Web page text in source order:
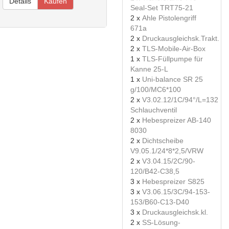
Seal-Set TRT75-21
2 x Ahle Pistolengriff
671a
2 x Druckausgleichsk.Trakt.
2 x TLS-Mobile-Air-Box
1 x TLS-Füllpumpe für
Kanne 25-L
1 x Uni-balance SR 25
g/100/MC6*100
2 x V3.02.12/1C/94°/L=132
Schlauchventil
2 x Hebespreizer AB-140
8030
2 x Dichtscheibe
V9.05.1/24*8*2,5/VRW
2 x V3.04.15/2C/90-
120/B42-C38,5
3 x Hebespreizer S825
3 x V3.06.15/3C/94-153-
153/B60-C13-D40
3 x Druckausgleichsk.kl.
2 x SS-Lösung-